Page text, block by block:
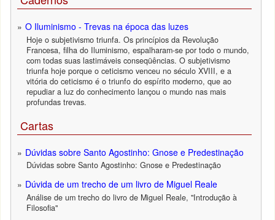
O Iluminismo - Trevas na época das luzes
Hoje o subjetivismo triunfa. Os princípios da Revolução
Francesa, filha do Iluminismo, espalharam-se por todo o mundo,
com todas suas lastimáveis conseqüências. O subjetivismo
triunfa hoje porque o ceticismo venceu no século XVIII, e a
vitória do ceticismo é o triunfo do espírito moderno, que ao
repudiar a luz do conhecimento lançou o mundo nas mais
profundas trevas.
Cartas
Dúvidas sobre Santo Agostinho: Gnose e Predestinação
Dúvidas sobre Santo Agostinho: Gnose e Predestinação
Dúvida de um trecho de um livro de Miguel Reale
Análise de um trecho do livro de Miguel Reale, "Introdução à
Filosofia"